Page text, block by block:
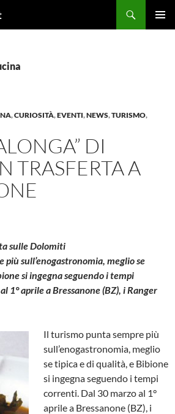
,CURIOSITÀ,EVENTI,NEWS,TURISMO,
DI
TRASFERTA A
sulle Dolomiti
sull’enogastronomia, meglio se
si ingegna seguendo i tempi
1° aprile a Bressanone (BZ), i Ranger
Il turismo punta sempre più
sull’enogastronomia, meglio
se tipica e di qualità, e Bibione
si ingegna seguendo i tempi
correnti. Dal 30 marzo al 1°
aprile a Bressanone (BZ), i